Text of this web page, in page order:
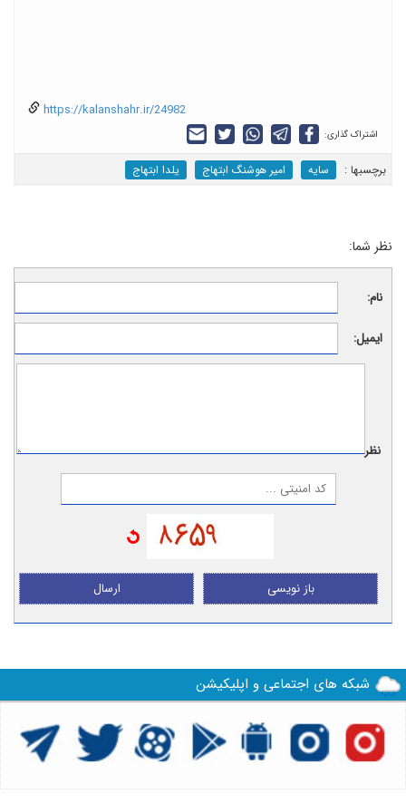
https://kalanshahr.ir/24982
اشتراک گذاری:
برچسب‎ها : سایه امیر هوشنگ ابتهاج یلدا ابتهاج
نظر شما:
نام:
ایمیل:
نظر:
ارسال باز نویسی
شبکه های اجتماعی و اپلیکیشن